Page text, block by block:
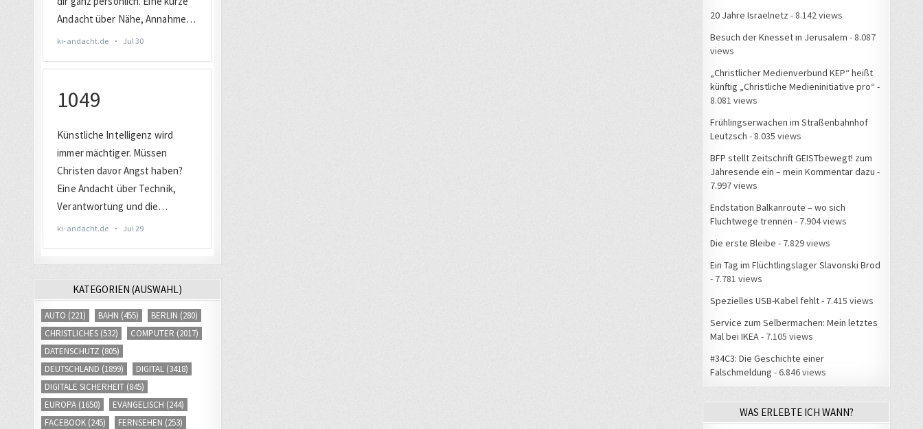
KATEGORIEN (AUSWAHL)
AUTO (221) BAHN (455) BERLIN (280)
CHRISTLICHES (532) COMPUTER (2017)
DATENSCHUTZ (805)
DEUTSCHLAND (1899) DIGITAL (3418)
DIGITALE SICHERHEIT (845)
EUROPA (1650) EVANGELISCH (244)
FACEBOOK (245) FERNSEHEN (253)
20 Jahre Israelnetz - 8.142 views
Besuch der Knesset in Jerusalem - 8.087
views
„Christlicher Medienverbund KEP“ heißt
künftig „Christliche Medieninitiative pro“ -
8.081 views
Frühlingserwachen im Straßenbahnhof
Leutzsch - 8.035 views
BFP stellt Zeitschrift GEISTbewegt! zum
Jahresende ein – mein Kommentar dazu -
7.997 views
Endstation Balkanroute – wo sich
Fluchtwege trennen - 7.904 views
Die erste Bleibe - 7.829 views
Ein Tag im Flüchtlingslager Slavonski Brod
- 7.781 views
Spezielles USB-Kabel fehlt- 7.415 views
Service zum Selbermachen: Mein letztes
Mal bei IKEA - 7.105 views
#34C3: Die Geschichte einer
Falschmeldung - 6.846 views
WAS ERLEBTE ICH WANN?